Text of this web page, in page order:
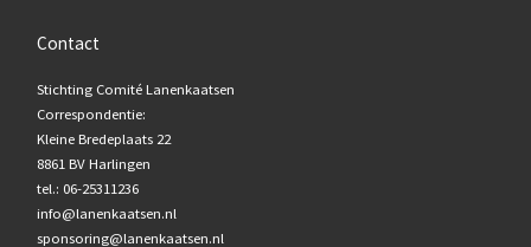
Contact
Stichting Comité Lanenkaatsen
Correspondentie:
Kleine Bredeplaats 22
8861 BV Harlingen
tel.: 06-25311236
info@lanenkaatsen.nl
sponsoring@lanenkaatsen.nl